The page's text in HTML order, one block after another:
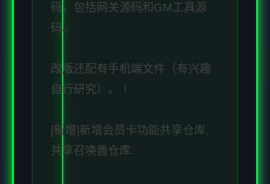
码，包括网关源码和GM工具源
码。
改版还配有手机端文件（有兴趣
自行研究）。 ！
[新增]新增会员卡功能共享仓库.
共享召唤兽仓库.